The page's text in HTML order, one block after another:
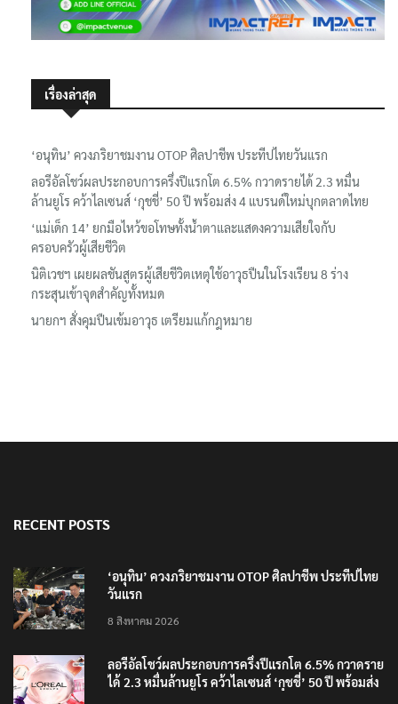
เรื่องล่าสุด
‘อนุทิน’ ควงภริยาชมงาน OTOP ศิลปาชีพ ประทีปไทยวันแรก
ลอรีอัลโชว์ผลประกอบการครึ่งปีแรกโต 6.5% กวาดรายได้ 2.3 หมื่น
ล้านยูโร คว้าไลเซนส์ ‘กุชชี่’ 50 ปี พร้อมส่ง 4 แบรนด์ใหม่บุกตลาดไทย
‘แม่เด็ก 14’ ยกมือไหว้ขอโทษทั้งน้ำตาและแสดงความเสียใจกับ
ครอบครัวผู้เสียชีวิต
นิติเวชฯ เผยผลชันสูตรผู้เสียชีวิตเหตุใช้อาวุธปืนในโรงเรียน 8 ร่าง
กระสุนเข้าจุดสำคัญทั้งหมด
นายกฯ สั่งคุมปืนเข้มอาวุธ เตรียมแก้กฎหมาย
RECENT POSTS
‘อนุทิน’ ควงภริยาชมงาน OTOP ศิลปาชีพ ประทีปไทย
วันแรก
8 สิงหาคม 2026
ลอรีอัลโชว์ผลประกอบการครึ่งปีแรกโต 6.5% กวาดราย
ได้ 2.3 หมื่นล้านยูโร คว้าไลเซนส์ ‘กุชชี่’ 50 ปี พร้อมส่ง